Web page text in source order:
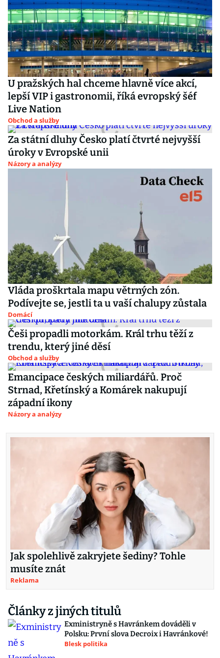
U pražských hal chceme hlavně více akcí,
lepší VIP i gastronomii, říká evropský šéf
Live Nation
Obchod a služby
Za státní dluhy Česko platí čtvrté nejvyšší
úroky v Evropské unii
Názory a analýzy
Vláda proškrtala mapu větrných zón.
Podívejte se, jestli ta u vaší chalupy zůstala
Domácí
Češi propadli motorkám. Král trhu těží z
trendu, který jiné děsí
Obchod a služby
Emancipace českých miliardářů. Proč
Strnad, Křetínský a Komárek nakupují
západní ikony
Názory a analýzy
Jak spolehlivě zakryjete šediny? Tohle
musíte znát
Reklama
Články z jiných titulů
Exministryně s Havránkem dováděli v
Polsku: První slova Decroix i Havránkové!
Blesk politika